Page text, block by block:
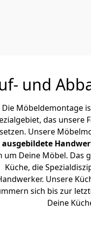
und
Die Möbeldemontage
das unsere
Unsere
ausgebildete
um Deine Möbel. Das
Küche, die
Unsere
sich bis zur
Deine